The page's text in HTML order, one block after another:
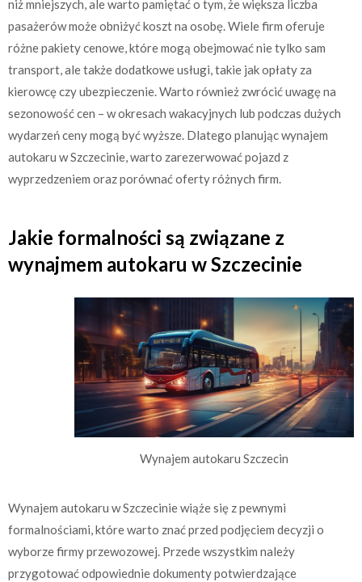
niż mniejszych, ale warto pamiętać o tym, że większa liczba
pasażerów może obniżyć koszt na osobę. Wiele firm oferuje
różne pakiety cenowe, które mogą obejmować nie tylko sam
transport, ale także dodatkowe usługi, takie jak opłaty za
kierowcę czy ubezpieczenie. Warto również zwrócić uwagę na
sezonowość cen – w okresach wakacyjnych lub podczas dużych
wydarzeń ceny mogą być wyższe. Dlatego planując wynajem
autokaru w Szczecinie, warto zarezerwować pojazd z
wyprzedzeniem oraz porównać oferty różnych firm.
Jakie formalności są związane z
wynajmem autokaru w Szczecinie
Wynajem autokaru Szczecin
Wynajem autokaru w Szczecinie wiąże się z pewnymi
formalnościami, które warto znać przed podjęciem decyzji o
wyborze firmy przewozowej. Przede wszystkim należy
przygotować odpowiednie dokumenty potwierdzające